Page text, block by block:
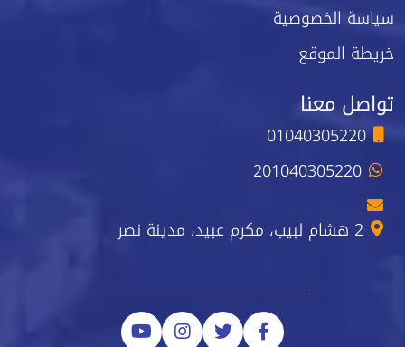
سياسة الخصوصية
خريطة الموقع
تواصل معنا
01040305220
201040305220
2 هشام لبيب، مكرم عبيد، مدينة نصر